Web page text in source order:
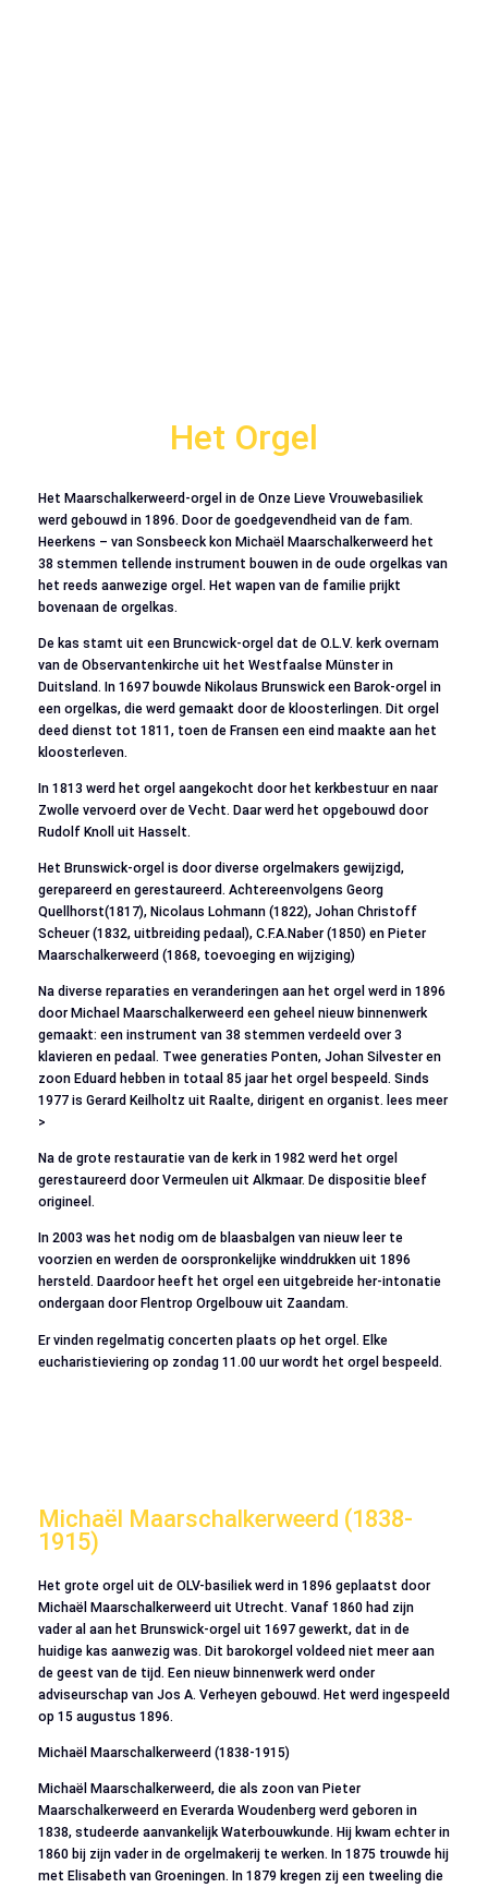
Het Orgel
Het Maarschalkerweerd-orgel in de Onze Lieve Vrouwebasiliek
werd gebouwd in 1896. Door de goedgevendheid van de fam.
Heerkens – van Sonsbeeck kon Michaël Maarschalkerweerd het
38 stemmen tellende instrument bouwen in de oude orgelkas van
het reeds aanwezige orgel. Het wapen van de familie prijkt
bovenaan de orgelkas.
De kas stamt uit een Bruncwick-orgel dat de O.L.V. kerk overnam
van de Observantenkirche uit het Westfaalse Münster in
Duitsland. In 1697 bouwde Nikolaus Brunswick een Barok-orgel in
een orgelkas, die werd gemaakt door de kloosterlingen. Dit orgel
deed dienst tot 1811, toen de Fransen een eind maakte aan het
kloosterleven.
In 1813 werd het orgel aangekocht door het kerkbestuur en naar
Zwolle vervoerd over de Vecht. Daar werd het opgebouwd door
Rudolf Knoll uit Hasselt.
Het Brunswick-orgel is door diverse orgelmakers gewijzigd,
gerepareerd en gerestaureerd. Achtereenvolgens Georg
Quellhorst(1817), Nicolaus Lohmann (1822), Johan Christoff
Scheuer (1832, uitbreiding pedaal), C.F.A.Naber (1850) en Pieter
Maarschalkerweerd (1868, toevoeging en wijziging)
Na diverse reparaties en veranderingen aan het orgel werd in 1896
door Michael Maarschalkerweerd een geheel nieuw binnenwerk
gemaakt: een instrument van 38 stemmen verdeeld over 3
klavieren en pedaal. Twee generaties Ponten, Johan Silvester en
zoon Eduard hebben in totaal 85 jaar het orgel bespeeld. Sinds
1977 is Gerard Keilholtz uit Raalte, dirigent en organist. lees meer
>
Na de grote restauratie van de kerk in 1982 werd het orgel
gerestaureerd door Vermeulen uit Alkmaar. De dispositie bleef
origineel.
In 2003 was het nodig om de blaasbalgen van nieuw leer te
voorzien en werden de oorspronkelijke winddrukken uit 1896
hersteld. Daardoor heeft het orgel een uitgebreide her-intonatie
ondergaan door Flentrop Orgelbouw uit Zaandam.
Er vinden regelmatig concerten plaats op het orgel. Elke
eucharistieviering op zondag 11.00 uur wordt het orgel bespeeld.
Michaël Maarschalkerweerd (1838-
1915)
Het grote orgel uit de OLV-basiliek werd in 1896 geplaatst door
Michaël Maarschalkerweerd uit Utrecht. Vanaf 1860 had zijn
vader al aan het Brunswick-orgel uit 1697 gewerkt, dat in de
huidige kas aanwezig was. Dit barokorgel voldeed niet meer aan
de geest van de tijd. Een nieuw binnenwerk werd onder
adviseurschap van Jos A. Verheyen gebouwd. Het werd ingespeeld
op 15 augustus 1896.
Michaël Maarschalkerweerd (1838-1915)
Michaël Maarschalkerweerd, die als zoon van Pieter
Maarschalkerweerd en Everarda Woudenberg werd geboren in
1838, studeerde aanvankelijk Waterbouwkunde. Hij kwam echter in
1860 bij zijn vader in de orgelmakerij te werken. In 1875 trouwde hij
met Elisabeth van Groeningen. In 1879 kregen zij een tweeling die